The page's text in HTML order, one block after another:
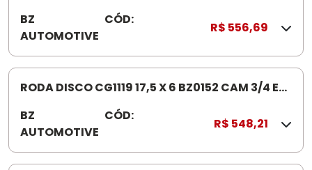
BZ
AUTOMOTIVE
CÓD:
1
1
9
R$ 556,69
RODA DISCO CG1119 17,5 X 6 BZ0152 CAM 3/4 E
BZ
AUTOMOTIVE
CÓD:
0
1
R$ 548,21